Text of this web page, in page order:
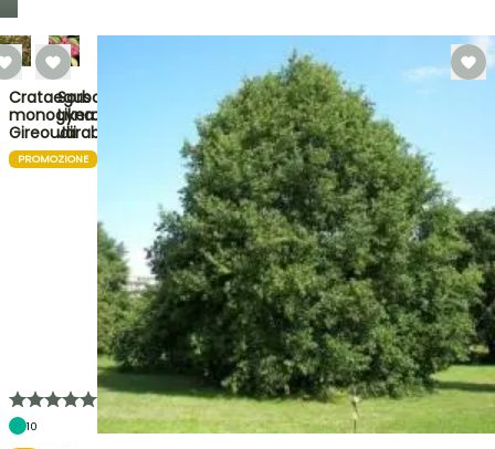
Crataegus
monogyna
Gireoudii
PROMOZIONE
10
Sorbaronia
Likerovyj
Jarab